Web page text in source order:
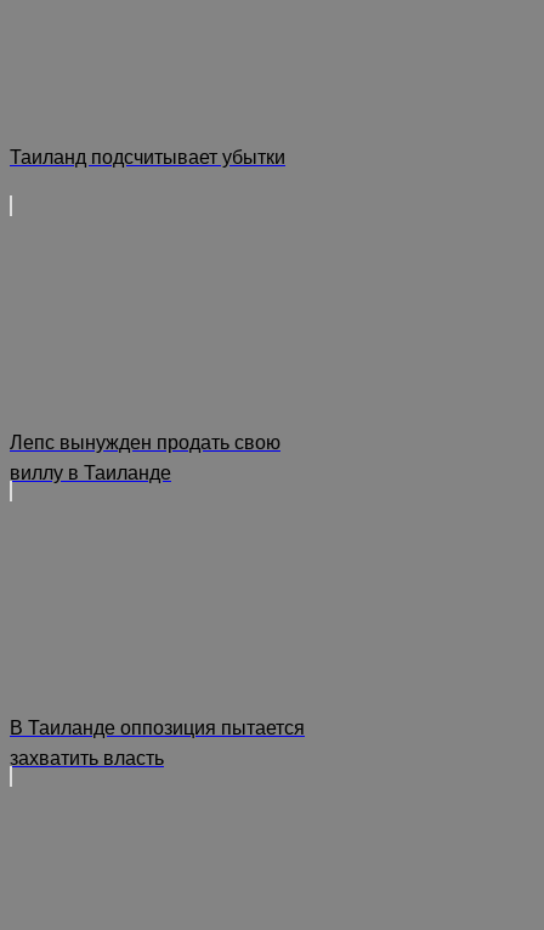
Таиланд подсчитывает убытки
Лепс вынужден продать свою
виллу в Таиланде
В Таиланде оппозиция пытается
захватить власть